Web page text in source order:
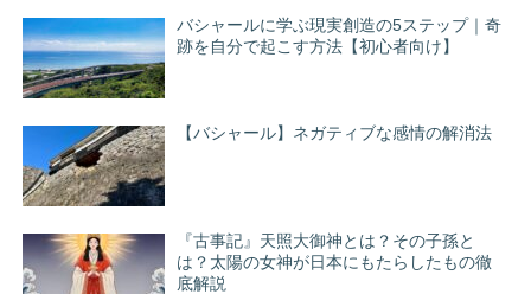
バシャールに学ぶ現実創造の5ステップ｜奇
跡を自分で起こす方法【初心者向け】
【バシャール】ネガティブな感情の解消法
『古事記』天照大御神とは？その子孫と
は？太陽の女神が日本にもたらしたもの徹
底解説